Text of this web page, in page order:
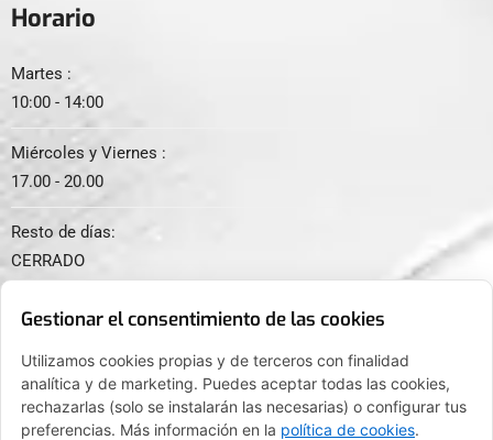
Horario
Martes :
10:00 - 14:00
Miércoles y Viernes :
17.00 - 20.00
Resto de días:
CERRADO
© 2024. Todos los derechos reservados.
Gestionar el consentimiento de las cookies
Utilizamos cookies propias y de terceros con finalidad
analítica y de marketing. Puedes aceptar todas las cookies,
rechazarlas (solo se instalarán las necesarias) o configurar tus
preferencias. Más información en la política de cookies.